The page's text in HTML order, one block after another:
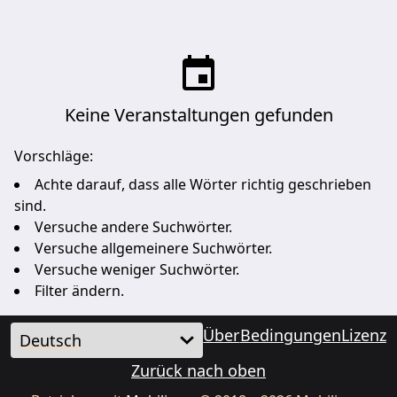
Keine Veranstaltungen gefunden
Vorschläge:
Achte darauf, dass alle Wörter richtig geschrieben
sind.
Versuche andere Suchwörter.
Versuche allgemeinere Suchwörter.
Versuche weniger Suchwörter.
Filter ändern.
ÜberBedingungenLizenz
Zurück nach oben